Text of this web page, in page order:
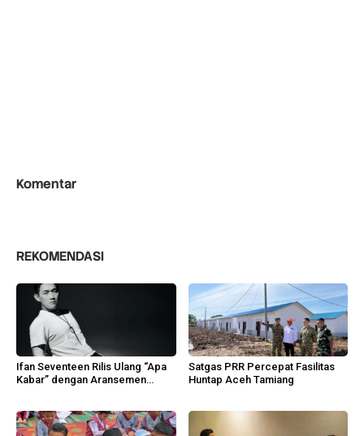
Komentar
REKOMENDASI
Ifan Seventeen Rilis Ulang “Apa
Kabar” dengan Aransemen
Satgas PRR Percepat Fasilitas
Huntap Aceh Tamiang